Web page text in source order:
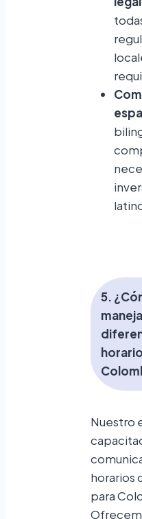
5.
Nuestro
horarios
para